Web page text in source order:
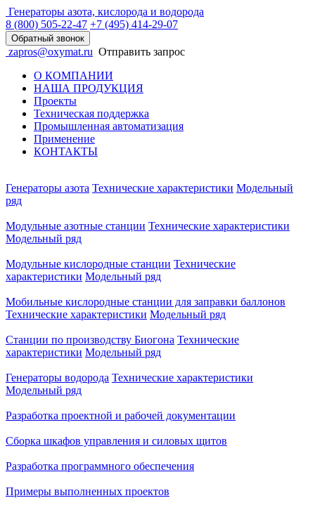
Генераторы азота, кислорода и водорода
8 (800) 505-22-47 +7 (495) 414-29-07
Обратный звонок
zapros@oxymat.ru Отправить запрос
О КОМПАНИИ
НАША ПРОДУКЦИЯ
Проекты
Техническая поддержка
Промышленная автоматизация
Применение
КОНТАКТЫ
Генераторы азота Технические характеристики Модельный
ряд
Модульные азотные станции Технические характеристики
Модельный ряд
Модульные кислородные станции Технические
характеристики Модельный ряд
Мобильные кислородные станции для заправки баллонов
Технические характеристики Модельный ряд
Станции по производству Биогона Технические
характеристики Модельный ряд
Генераторы водорода Технические характеристики
Модельный ряд
Разработка проектной и рабочей документации
Сборка шкафов управления и силовых щитов
Разработка программного обеспечения
Примеры выполненных проектов